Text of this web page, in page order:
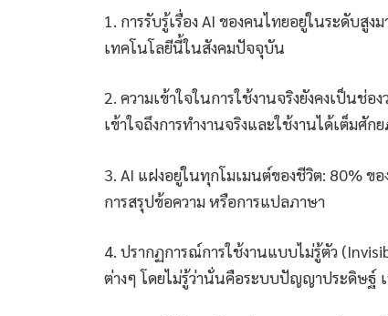
1. การรับรู้เรื่อง AI ของคนไทยอยู่ในระดับสู
เทคโนโลยีนี้ในสังคมปัจจุบัน
2. ความเข้าใจในการใช้งานจริงยังคงเป็น
เข้าใจถึงการทำงานจริงและใช้งานได้เต็มศัก
3. AI แฝงอยู่ในทุกโมเมนต์ของชีวิต: 80% ข
การสรุปข้อความ หรือการแปลภาษา
4. ปรากฏการณ์การใช้งานแบบไม่รู้ตัว
ต่างๆ โดยไม่รู้ว่านั่นคือระบบปัญญาประดิษ